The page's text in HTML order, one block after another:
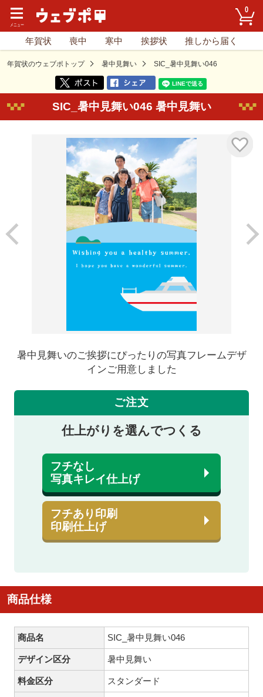
0
年賀状 喪中 寒中 挨拶状 推しから届く
年賀状のウェブポトップ 暑中見舞い SIC_暑中見舞い046
SIC_暑中見舞い046 暑中見舞い
暑中見舞いのご挨拶にぴったりの写真フレームデザ
インご用意しました
ご注文
仕上がりを選んでつくる
フチなし
写真キレイ仕上げ
フチあり印刷
印刷仕上げ
商品仕様
商品名 SIC_暑中見舞い046
デザイン区分 暑中見舞い
料金区分 スタンダード